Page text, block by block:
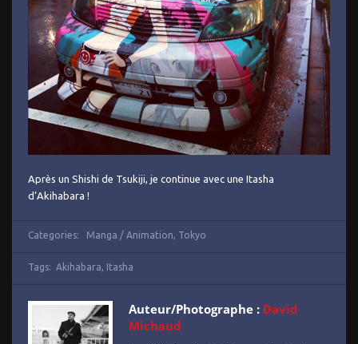
Après un Shishi de Tsukiji, je continue avec une Itasha
d’Akihabara !
Categories: Manga / Animation, Tokyo
Tags: Akihabara, Itasha
Auteur/Photographe : David
Michaud